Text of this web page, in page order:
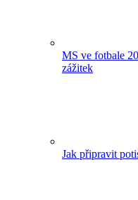
MS ve fotbale
zážitek
Jak připravit